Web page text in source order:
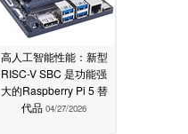
高人工智能性能：新型
RISC-V SBC 是功能强
大的Raspberry Pi 5 替
代品 04/27/2026